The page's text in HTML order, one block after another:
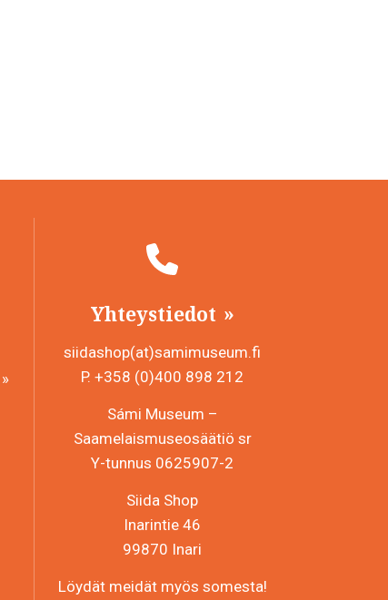
Yhteystiedot
siidashop(at)samimuseum.fi
P. +358 (0)400 898 212
Sámi Museum –
Saamelaismuseosäätiö sr
Y-tunnus 0625907-2
Siida Shop
Inarintie 46
99870 Inari
Löydät meidät myös somesta!